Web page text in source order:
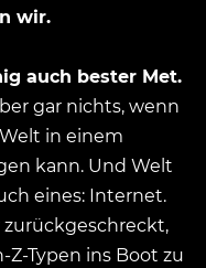
wir.
auch bester Met.
gar nichts, wenn
in einem
kann. Und Welt
eines: Internet.
Typen ins Boot zu